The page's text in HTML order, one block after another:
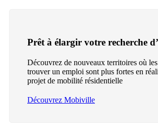
Prêt à élargir votre recherche
Découvrez de nouveaux territoires où
trouver un emploi sont plus fortes en
projet de mobilité résidentielle
Découvrez Mobiville